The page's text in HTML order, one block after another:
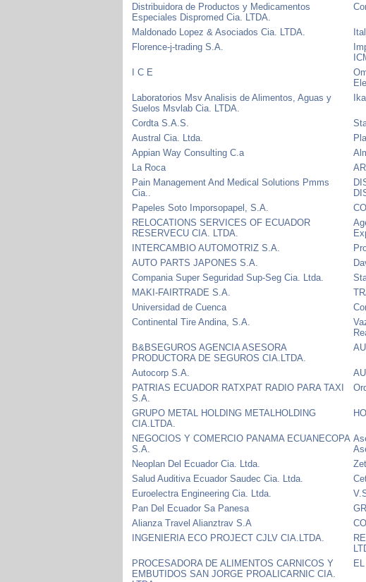
Distribuidora de Productos y Medicamentos
Especiales Dispromed Cia. LTDA.
Maldonado Lopez & Asociados Cia. LTDA.
Florence-j-trading S.A.
I C E
Laboratorios Msv Analisis de Alimentos, Aguas y
Suelos Msvlab Cia. LTDA.
Cordta S.A.S.
Austral Cia. Ltda.
Appian Way Consulting C.a
La Roca
Pain Management And Medical Solutions Pmms
Cia..
Papeles Soto Imporsopapel, S.A.
RELOCATIONS SERVICES OF ECUADOR
RESERVECU CIA. LTDA.
INTERCAMBIO AUTOMOTRIZ S.A.
AUTO PARTS JAPONES S.A.
Compania Super Seguridad Sup-Seg Cia. Ltda.
MAKI-FAIRTRADE S.A.
Universidad de Cuenca
Continental Tire Andina, S.A.
B&BSEGUROS AGENCIA ASESORA
PRODUCTORA DE SEGUROS CIA.LTDA.
Autocorp S.A.
PATRIAS ECUADOR RATXPAT RADIO PARA TAXI
S.A.
GRUPO METAL HOLDING METALHOLDING
CIA.LTDA.
NEGOCIOS Y COMERCIO PANAMA ECUANECOPA
S.A.
Neoplan Del Ecuador Cia. Ltda.
Salud Auditiva Ecuador Saudec Cia. Ltda.
Euroelectra Engineering Cia. Ltda.
Pan Del Ecuador Sa Panesa
Alianza Travel Alianztrav S.A
INGENIERIA ECO PROJECT CJLV CIA.LTDA.
PROCESADORA DE ALIMENTOS CARNICOS Y
EMBUTIDOS SAN JORGE PROALICARNIC CIA.